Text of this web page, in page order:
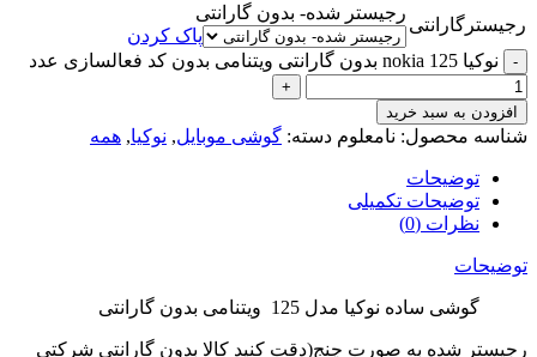
رجیسترگارانتی
رجیستر شده- بدون گارانتی
پاک کردن
نوکیا nokia 125 بدون گارانتی ویتنامی بدون کد فعالسازی عدد
افزودن به سبد خرید
شناسه محصول: نامعلوم دسته: گوشی موبایل, نوکیا, همه
توضیحات
توضیحات تکمیلی
نظرات (0)
توضیحات
گوشی ساده نوکیا مدل 125 ویتنامی بدون گارانتی
رجیستر شده به صورت چنج(دقت کنید کالا بدون گارانتی شرکتی